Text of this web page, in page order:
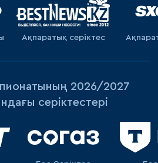
Ақпаратық серiктес
2026/2027
серіктестері